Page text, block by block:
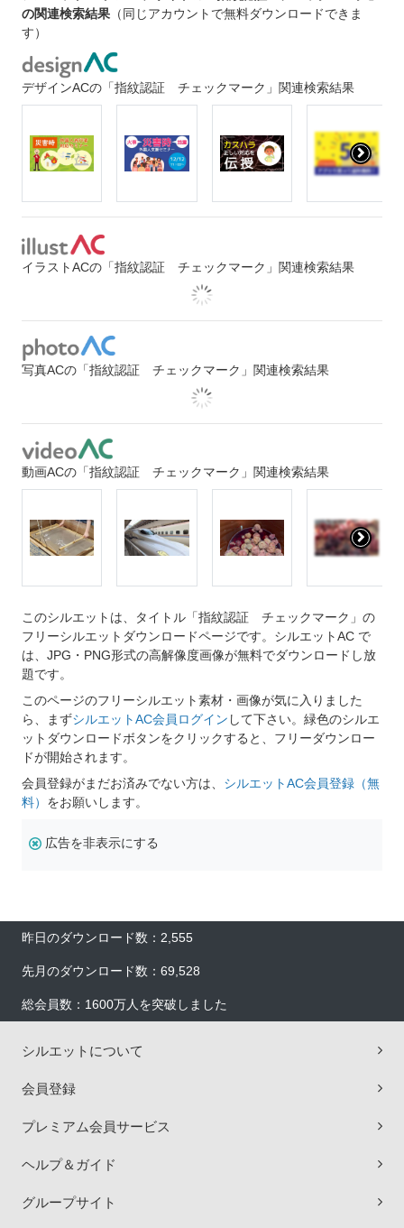
の関連検索結果 （同じアカウントで無料ダウンロードできま
す）
デザインACの「指紋認証 チェックマーク」関連検索結果
イラストACの「指紋認証 チェックマーク」関連検索結果
写真ACの「指紋認証 チェックマーク」関連検索結果
動画ACの「指紋認証 チェックマーク」関連検索結果
このシルエットは、タイトル「指紋認証 チェックマーク」の
フリーシルエットダウンロードページです。シルエットAC で
は、JPG・PNG形式の高解像度画像が無料でダウンロードし放
題です。
このページのフリーシルエット素材・画像が気に入りました
ら、まずシルエットAC会員ログイン して下さい。緑色のシルエ
ットダウンロードボタンをクリックすると、フリーダウンロー
ドが開始されます。
会員登録がまだお済みでない方は、 シルエットAC会員登録（無
料） をお願いします。
広告を非表示にする
昨日のダウンロード数：2,555
先月のダウンロード数：69,528
総会員数：1600万人を突破しました
シルエットについて
会員登録
プレミアム会員サービス
ヘルプ＆ガイド
グループサイト